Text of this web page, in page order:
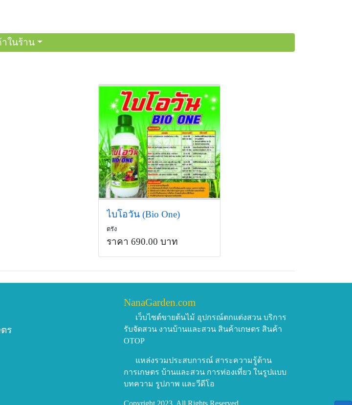
ในร้าน
ไบโอวัน (Bio One)
ตรัง
ราคา 690.00 บาท
ร
NanaGarden.com
เว็บไซต์ขายต้นไม้ อุปกรณ์ตกแต่งสวน บริการ
รับจัดสวน งานบ้านและสวน สินค้าเกษตร สินค้า
OTOP
แหล่งรวมประสบการณ์ สาระความรู้ด้าน
การเกษตร บ้านและสวน การท่องเที่ยว ในรูปแบบ
บทความ รูปภาพ และวีดีโอ